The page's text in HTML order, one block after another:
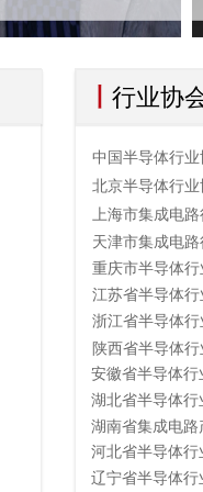
丨 行业协
中国半导体行业
北京半导体行业
上海市集成电路
天津市集成电
重庆市半导体行
江苏省半导体行
浙江省半导体行
陕西省半导体行
安徽省半导体行
湖北省半导体行
湖南省集成电路
河北省半导体行
辽宁省半导体行